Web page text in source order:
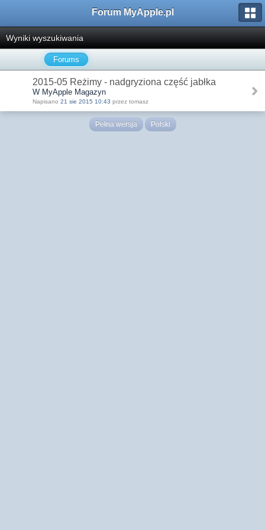
Forum MyApple.pl
Wyniki wyszukiwania
Forums
2015-05 Reżimy - nadgryziona część jabłka
W MyApple Magazyn
Napisano 21 sie 2015 10:43 przez tomasz
Pełna wersja Polski